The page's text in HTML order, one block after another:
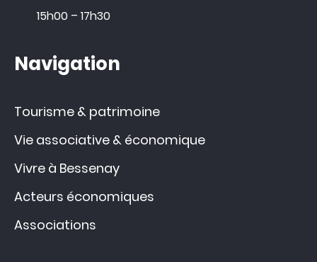
15h00 – 17h30
Navigation
Tourisme & patrimoine
Vie associative & économique
Vivre à Bessenay
Acteurs économiques
Associations